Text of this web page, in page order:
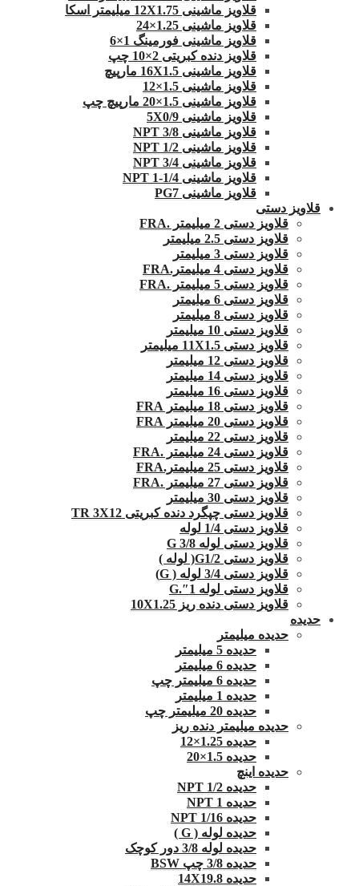
قلاویز ماشینی 12X1.75 میلیمتر اسکا
قلاویز ماشینی 1.25×24
قلاویز ماشینی فورمینگ 1×6
قلاویز دنده کبریتی 2×10 چپ
قلاویز ماشینی 16X1.5 مارپیچ
قلاویز ماشینی 1.5×12
قلاویز ماشینی 1.5×20 مارپیچ چپ
قلاویز ماشینی 5X0/9
قلاویز ماشینی 3/8 NPT
قلاویز ماشینی 1/2 NPT
قلاویز ماشینی 3/4 NPT
قلاویز ماشینی 1/4-1 NPT
قلاویز ماشینی PG7
قلاویز دستی
قلاویز دستی 2 میلیمتر .FRA
قلاویز دستی 2.5 میلیمتر
قلاویز دستی 3 میلیمتر
قلاویز دستی 4 میلیمتر.FRA
قلاویز دستی 5 میلیمتر .FRA
قلاویز دستی 6 میلیمتر
قلاویز دستی 8 میلیمتر
قلاویز دستی 10 میلیمتر
قلاویز دستی 11X1.5 میلیمتر
قلاویز دستی 12 میلیمتر
قلاویز دستی 14 میلیمتر
قلاویز دستی 16 میلیمتر
قلاویز دستی 18 میلیمتر FRA
قلاویز دستی 20 میلیمتر FRA
قلاویز دستی 22 میلیمتر
قلاویز دستی 24 میلیمتر .FRA
قلاویز دستی 25 میلیمتر.FRA
قلاویز دستی 27 میلیمتر .FRA
قلاویز دستی 30 میلیمتر
قلاویز دستی چپگرد دنده کبریتی TR 3X12
قلاویز دستی 1/4 لوله
قلاویز دستی لوله G 3/8
قلاویز دستی G1/2( لوله )
قلاویز دستی 3/4 لوله ( G)
قلاویز دستی لوله 1″.G
قلاویز دستی دنده ریز 10X1.25
حدیده
حدیده میلیمتر
حدیده 5 میلیمتر
حدیده 6 میلیمتر
حدیده 6 میلیمتر چپ
حدیده 1 میلیمتر
حدیده 20 میلیمتر چپ
حدیده میلیمتر دنده ریز
حدیده 1.25×12
حدیده 1.5×20
حدیده اینچ
حدیده 1/2 NPT
حدیده NPT 1
حدیده 1/16 NPT
حدیده لوله ( G )
حدیده لوله 3/8 دور کوچک
حدیده 3/8 چپ BSW
حدیده 14X19.8